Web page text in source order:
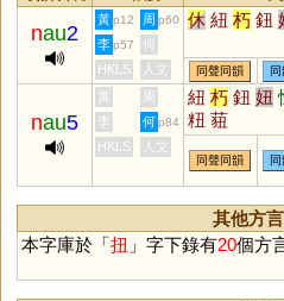
nau2
黃 p12 周 p60 休 紐 朽 鈕
李 p57
何
HKLS
人文 同聲同韻
nau5
黃 周 紐 朽 鈕 妞
粈 莥
李 何 p84
HKLS 人文
同聲同韻
其他方
本字庫於「扭 」字下錄有20個方